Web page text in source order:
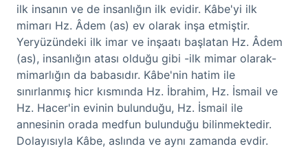
ilk insanın ve de insanlığın ilk evidir. Kâbe'yi ilk
mimarı Hz. Âdem (as) ev olarak inşa etmiştir.
Yeryüzündeki ilk imar ve inşaatı başlatan Hz. Âdem
(as), insanlığın atası olduğu gibi -ilk mimar olarak-
mimarlığın da babasıdır. Kâbe'nin hatim ile
sınırlanmış hicr kısmında Hz. İbrahim, Hz. İsmail ve
Hz. Hacer'in evinin bulunduğu, Hz. İsmail ile
annesinin orada medfun bulunduğu bilinmektedir.
Dolayısıyla Kâbe, aslında ve aynı zamanda evdir.